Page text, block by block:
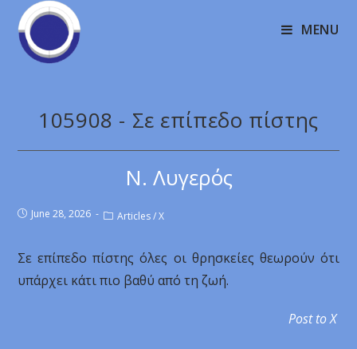
MENU
105908 - Σε επίπεδο πίστης
Ν. Λυγερός
June 28, 2026 Articles / X
Σε επίπεδο πίστης όλες οι θρησκείες θεωρούν ότι
υπάρχει κάτι πιο βαθύ από τη ζωή.
Post to X